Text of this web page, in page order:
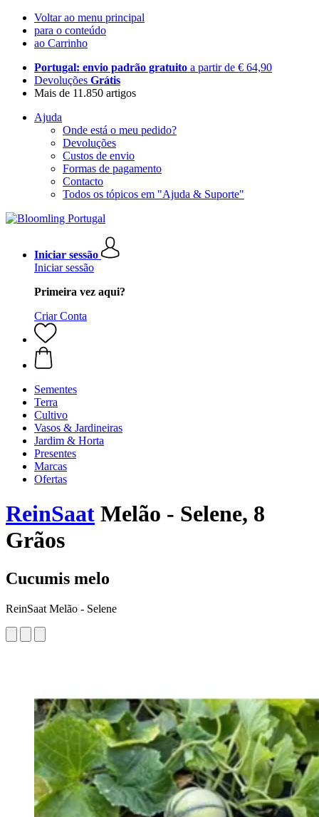
Voltar ao menu principal
para o conteúdo
ao Carrinho
Portugal: envio padrão gratuito a partir de € 64,90
Devoluções Grátis
Mais de 11.850 artigos
Ajuda
Onde está o meu pedido?
Devoluções
Custos de envio
Formas de pagamento
Contacto
Todos os tópicos em "Ajuda & Suporte"
Iniciar sessão
Iniciar sessão
Primeira vez aqui?
Criar Conta
Sementes
Terra
Cultivo
Vasos & Jardineiras
Jardim & Horta
Presentes
Marcas
Ofertas
ReinSaat Melão - Selene, 8
Grãos
Cucumis melo
ReinSaat Melão - Selene